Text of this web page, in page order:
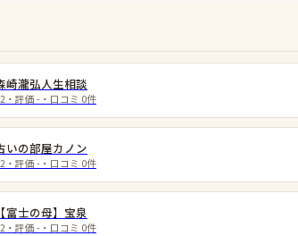
崎瀧弘人生相談
・評価 - ・口コミ 0件
いの部屋カノン
・評価 - ・口コミ 0件
【富士の母】宝泉
・評価 - ・口コミ 0件